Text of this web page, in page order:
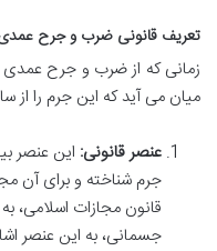
تعریف قانونی ضرب و جرح
زمانی که از ضرب و جرح
میان می آید که این جرم را از
عنصر قانونی: این عنصر
جرم شناخته و برای آن
قانون مجازات اسلامی،
جسمانی، به این عنصر